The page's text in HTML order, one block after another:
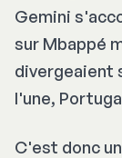
Gemini
sur Mbappé
divergeaient
l'une,
C'est donc